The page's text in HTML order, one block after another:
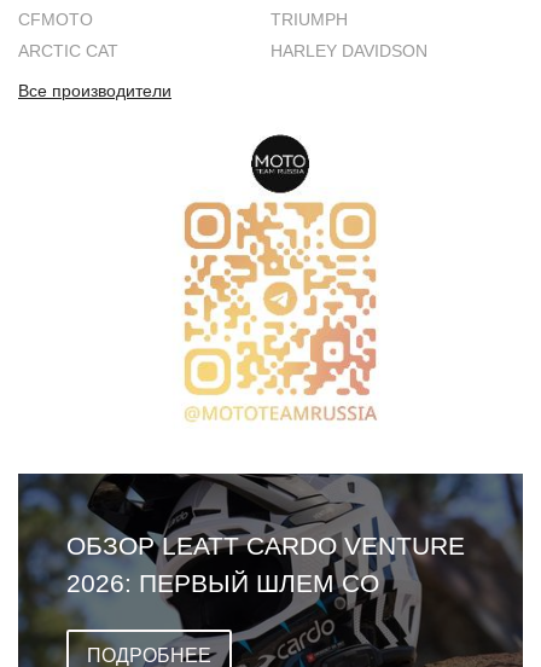
CFMOTO
TRIUMPH
ARCTIC CAT
HARLEY DAVIDSON
Все производители
ОБЗОР LEATT CARDO VENTURE
2026: ПЕРВЫЙ ШЛЕМ СО
ВСТРОЕННОЙ ГАРНИТУРОЙ
ПОДРОБНЕЕ